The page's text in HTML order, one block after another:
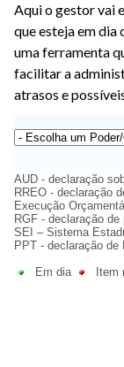
Aqui o gestor vai
que esteja em dia
uma ferramenta
facilitar a
atrasos e